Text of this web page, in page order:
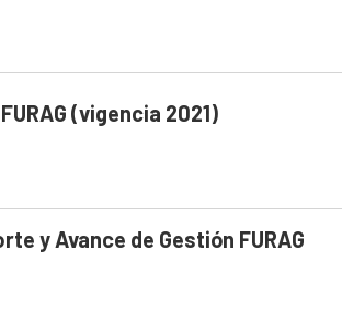
(vigencia 2021)
y Avance de Gestión FURAG